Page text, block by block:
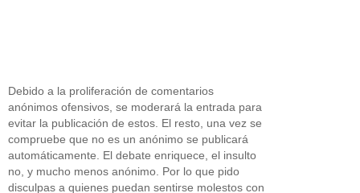
Debido a la proliferación de comentarios
anónimos ofensivos, se moderará la entrada para
evitar la publicación de estos. El resto, una vez se
compruebe que no es un anónimo se publicará
automáticamente. El debate enriquece, el insulto
no, y mucho menos anónimo. Por lo que pido
disculpas a quienes puedan sentirse molestos con